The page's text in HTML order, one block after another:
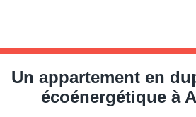
Un appartement en
écoénergétique à